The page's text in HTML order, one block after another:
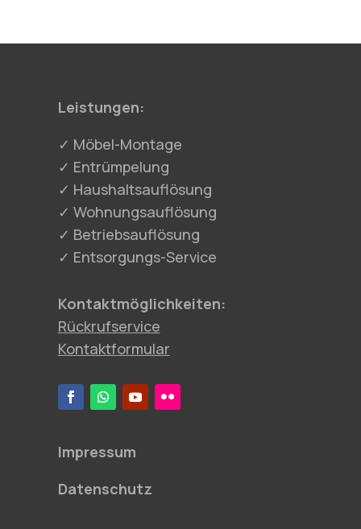
Leistungen:
✓ Möbel-Montage
✓ Entrümpelung
✓ Haushaltsauflösung
✓ Wohnungsauflösung
✓ Betriebsauflösung
✓ Entsorgungs-Service
Kontaktmöglichkeiten:
Rückrufservice
Kontaktformular
Impressum
Datenschutz